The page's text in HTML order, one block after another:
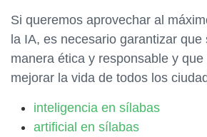
Si queremos aprovechar al
la IA, es necesario garantizar
manera ética y responsable y
mejorar la vida de todos los
inteligencia en sílabas
artificial en sílabas